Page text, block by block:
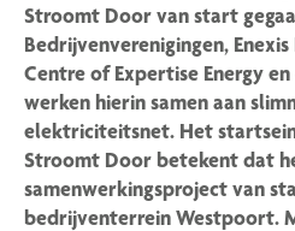
Stroomt Door van start
Bedrijvenverenigingen,
Centre of Expertise Energy
werken hierin samen aan
elektriciteitsnet. Het
Stroomt Door betekent dat
samenwerkingsproject van
bedrijventerrein Westpoort.